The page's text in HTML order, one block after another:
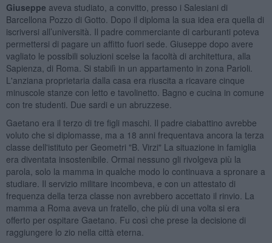
Giuseppe aveva studiato, a convitto, presso i Salesiani di
Barcellona Pozzo di Gotto. Dopo il diploma la sua idea era quella di
iscriversi all’università. Il padre commerciante di carburanti poteva
permettersi di pagare un affitto fuori sede. Giuseppe dopo avere
vagliato le possibili soluzioni scelse la facoltà di architettura, alla
Sapienza, di Roma. Si stabilì in un appartamento in zona Parioli.
L'anziana proprietaria dalla casa era riuscita a ricavare cinque
minuscole stanze con letto e tavolinetto. Bagno e cucina in comune
con tre studenti. Due sardi e un abruzzese.
Gaetano era il terzo di tre figli maschi. Il padre ciabattino avrebbe
voluto che si diplomasse, ma a 18 anni frequentava ancora la terza
classe dell'istituto per Geometri "B. Virzi" La situazione in famiglia
era diventata insostenibile. Ormai nessuno gli rivolgeva più la
parola, solo la mamma in qualche modo lo continuava a spronare a
studiare. Il servizio militare incombeva, e con un attestato di
frequenza della terza classe non avrebbero accettato il rinvio. La
mamma a Roma aveva un fratello, che più di una volta si era
offerto per ospitare Gaetano. Fu così che prese la decisione di
raggiungere lo zio nella città eterna.